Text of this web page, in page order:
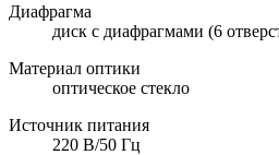
Диафрагма
диск с диафрагмами (6
Материал оптики
оптическое стекло
Источник питания
220 В/50 Гц